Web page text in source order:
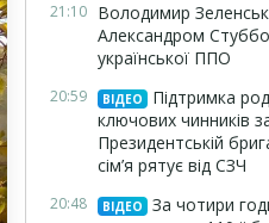
21:10 Володимир
Александром
української ППО
20:59 ВІДЕО
Підтримка
ключових чинників
Президентській
сім’я рятує від СЗЧ
20:48 ВІДЕО
За чотири